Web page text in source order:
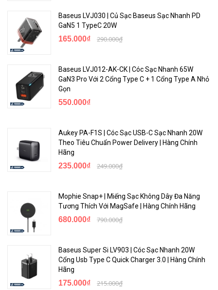
Baseus LVJ030 | Củ Sạc Baseus Sạc Nhanh PD
GaN5 1 TypeC 20W
165.000₫ 290.000₫
Baseus LVJ012-AK-CK | Cóc Sạc Nhanh 65W
GaN3 Pro Với 2 Cổng Type C + 1 Cổng Type A Nhỏ
Gọn
550.000₫
Aukey PA-F1S | Cóc Sạc USB-C Sạc Nhanh 20W
Theo Tiêu Chuẩn Power Delivery | Hàng Chính
Hãng
235.000₫ 249.000₫
Mophie Snap+ | Miếng Sạc Không Dây Đa Năng
Tương Thích Với MagSafe | Hàng Chính Hãng
680.000₫ 790.000₫
Baseus Super Si LV903 | Cóc Sạc Nhanh 20W
Cổng Usb Type C Quick Charger 3.0 | Hàng Chính
Hãng
175.000₫ 215.000₫